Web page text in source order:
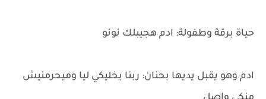
حياة برقة وطفولة: ادم هجيبلك نونو
ادم وهو يقبل يديها بحنان: ربنا يخليكي ليا وميحرمنيش